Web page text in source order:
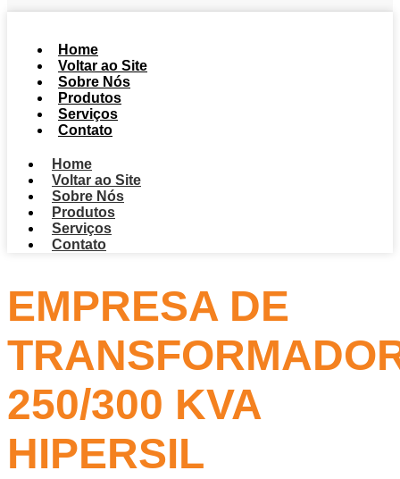
Home
Voltar ao Site
Sobre Nós
Produtos
Serviços
Contato
Home
Voltar ao Site
Sobre Nós
Produtos
Serviços
Contato
EMPRESA DE
250/300 KVA
HIPERSIL